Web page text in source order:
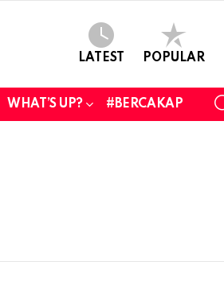
LATEST POPULAR
WHAT’S UP? #BERCAKAP